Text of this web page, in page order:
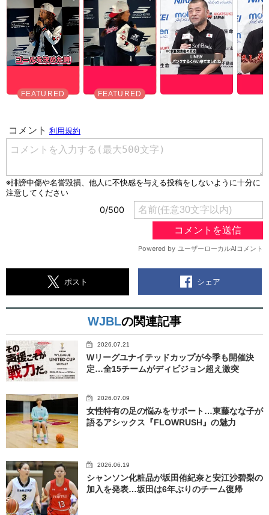
ポスト シェア
WJBLの関連記事
2026.07.21
Wリーグユナイテッドカップが今季も開催決
定…全15チームがディビジョン超え激突
2026.07.09
女性特有の足の悩みをサポート…東藤なな子が
語るアシックス『FLOWRUSH』の魅力
2026.06.19
シャンソン化粧品が坂田侑紀奈と安江沙碧梨の
加入を発表…坂田は6年ぶりのチーム復帰